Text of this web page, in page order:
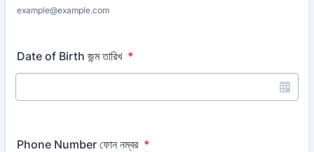
example@example.com
Date of Birth জন্ম তারিখ *
Phone Number ফোন নম্বর *